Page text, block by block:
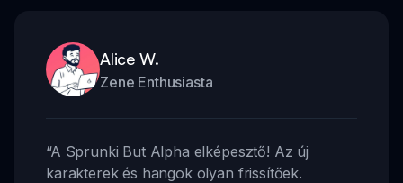
Alice W.
Zene Enthusiasta
“A Sprunki But Alpha elképesztő! Az új
karakterek és hangok olyan frissítőek.